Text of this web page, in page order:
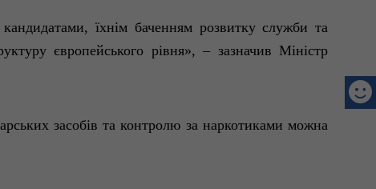
їхнім баченням розвитку служби та
європейського рівня», – зазначив Міністр
засобів та контролю за наркотикамиможна